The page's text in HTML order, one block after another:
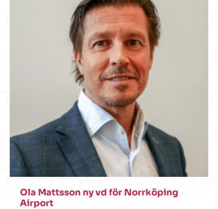
Ola Mattsson ny vd för Norrköping
Airport